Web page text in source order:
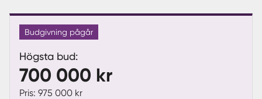
Budgivning pågår
Högsta bud:
700 000 kr
Pris: 975 000 kr